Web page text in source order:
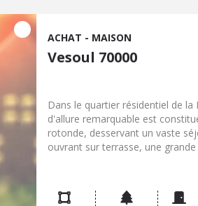
ACHAT - MAISON
Vesoul 70000
Dans le quartier résidentiel de
d'allure remarquable est
rotonde, desservant un vaste
ouvrant sur terrasse, une
composée de 3 chambres, un
salle d'eau-wc.Le garage est